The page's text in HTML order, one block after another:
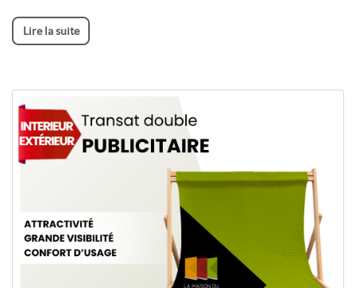
indoor, un espace bien aménagé attire naturellement les
visiteurs et les incite à rester. Le
Création de zones d'échangeconviviales sur votre stand
Visibilité renforcée grâce à lapersonnalisation
Idéal pour salons, showrooms, espaces VIP et événements
Facile à déployer et à transporter selon les modèles
Une gamme de mobilier adaptée à chaque
Lire la suite